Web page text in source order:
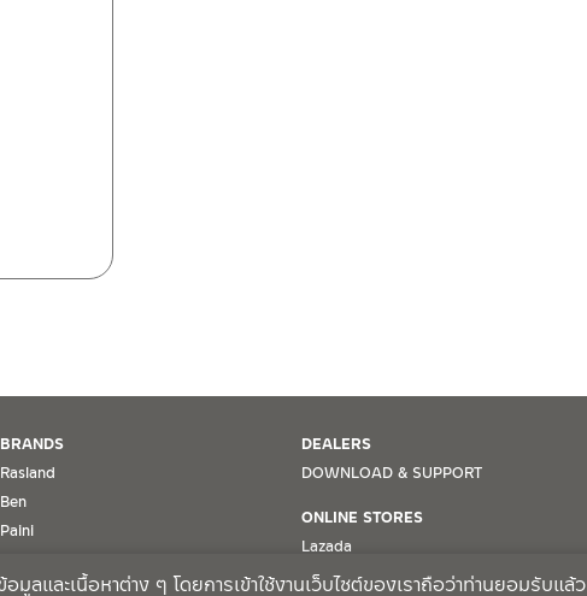
BRANDS
Rasland
Ben
Paini
Schell
DEALERS
DOWNLOAD & SUPPORT
ONLINE STORES
Lazada
Shopee
และเนื้อหาต่าง ๆ โดยการเข้าใช้งานเว็บไซต์ของเราถือว่าท่านยอมรับแล้ว